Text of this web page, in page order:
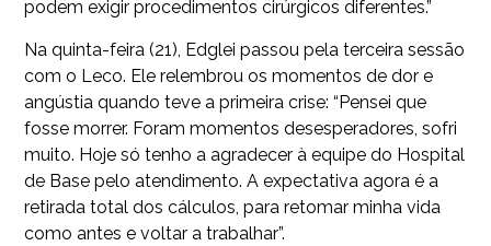
podem exigir procedimentos cirúrgicos diferentes.”
Na quinta-feira (21), Edglei passou pela terceira sessão
com o Leco. Ele relembrou os momentos de dor e
angústia quando teve a primeira crise: “Pensei que
fosse morrer. Foram momentos desesperadores, sofri
muito. Hoje só tenho a agradecer à equipe do Hospital
de Base pelo atendimento. A expectativa agora é a
retirada total dos cálculos, para retomar minha vida
como antes e voltar a trabalhar”.